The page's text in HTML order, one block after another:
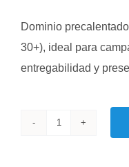
Dominio
30+), ideal para
entregabilidad y